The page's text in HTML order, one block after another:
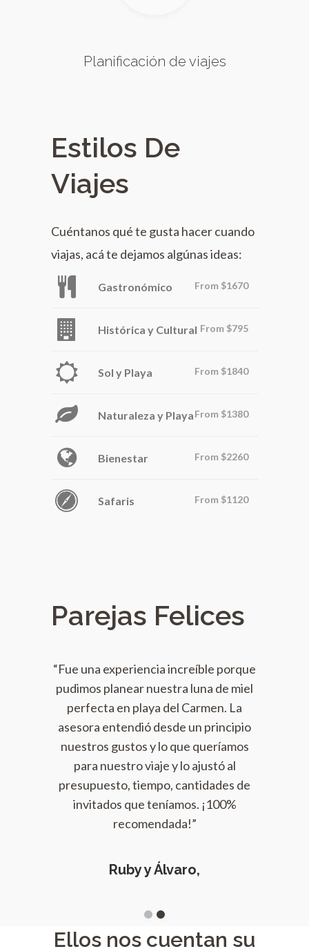
Planificación de viajes
Estilos De
Viajes
Cuéntanos qué te gusta hacer cuando
viajas, acá te dejamos algúnas ideas:
Gastronómico From $1670
Histórica y Cultural From $795
Sol y Playa From $1840
Naturaleza y PlayaFrom $1380
Bienestar From $2260
Safaris From $1120
Parejas Felices
“Fue una experiencia increíble porque
pudimos planear nuestra luna de miel
perfecta en playa del Carmen. La
asesora entendió desde un principio
nuestros gustos y lo que queríamos
para nuestro viaje y lo ajustó al
presupuesto, tiempo, cantidades de
invitados que teníamos. ¡100%
recomendada!”
Ruby y Álvaro,
Ellos nos cuentan su